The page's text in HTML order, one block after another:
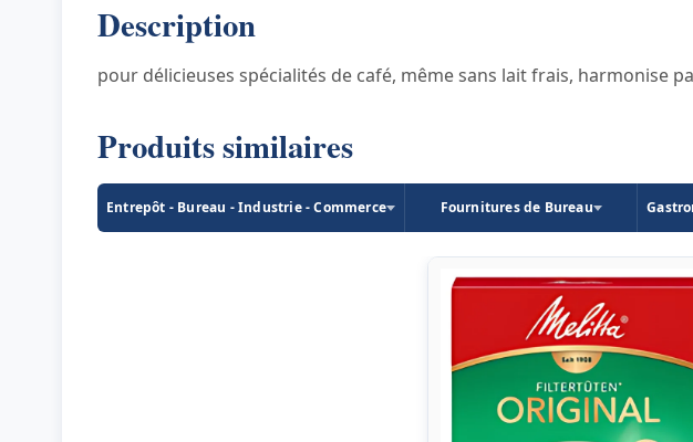
Description
pour délicieuses spécialités de café, même sans lait frais, harmonise
Produits similaires
Entrepôt - Bureau - Industrie - Commerce Fournitures de Bureau